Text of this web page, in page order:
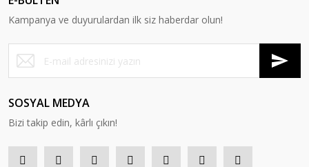
Kampanya ve duyurulardan ilk siz haberdar olun!
SOSYAL MEDYA
Bizi takip edin, kârlı çıkın!